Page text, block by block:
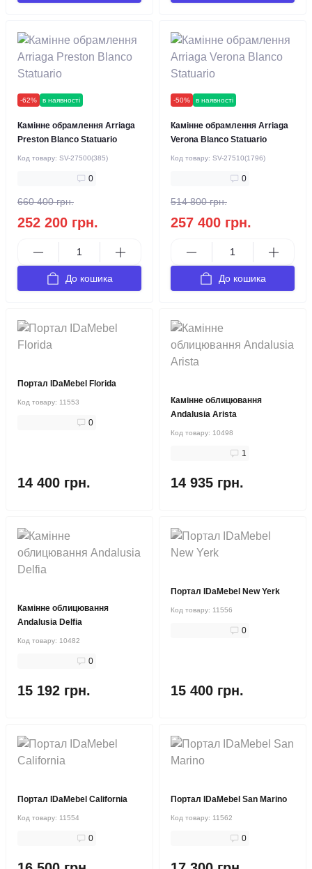
-62% в наявності
Камінне обрамлення Arriaga
Preston Blanco Statuario
Код товару: SV-27500(385)
0
660 400 грн.
252 200 грн.
До кошика
-50% в наявності
Камінне обрамлення Arriaga
Verona Blanco Statuario
Код товару: SV-27510(1796)
0
514 800 грн.
257 400 грн.
До кошика
Портал IDaMebel Florida
Код товару: 11553
0
14 400 грн.
Камінне облицювання
Andalusia Arista
Код товару: 10498
1
14 935 грн.
Камінне облицювання
Andalusia Delfia
Код товару: 10482
0
15 192 грн.
Портал IDaMebel New Yerk
Код товару: 11556
0
15 400 грн.
Портал IDaMebel California
Код товару: 11554
0
Портал IDaMebel San Marino
Код товару: 11562
0